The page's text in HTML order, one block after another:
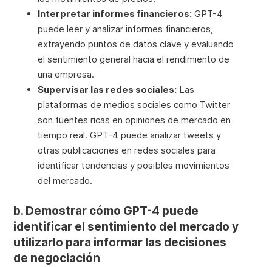
Interpretar informes financieros: GPT-4
puede leer y analizar informes financieros,
extrayendo puntos de datos clave y evaluando
el sentimiento general hacia el rendimiento de
una empresa.
Supervisar las redes sociales: Las
plataformas de medios sociales como Twitter
son fuentes ricas en opiniones de mercado en
tiempo real. GPT-4 puede analizar tweets y
otras publicaciones en redes sociales para
identificar tendencias y posibles movimientos
del mercado.
b. Demostrar cómo GPT-4 puede
identificar el sentimiento del mercado y
utilizarlo para informar las decisiones
de negociación